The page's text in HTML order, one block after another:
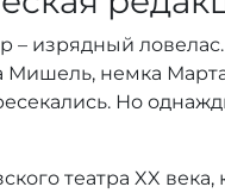
изрядный
Мишель, немка
Но
театра XX